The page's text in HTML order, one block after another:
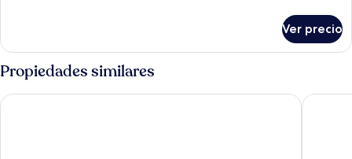
triple
Ver precio
Propiedades similares
Alojamiento Calzada Romana